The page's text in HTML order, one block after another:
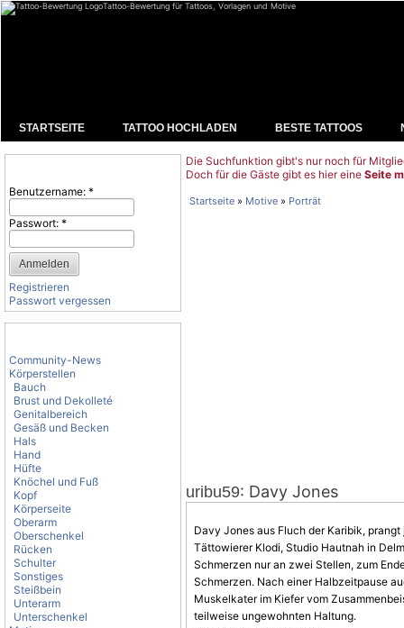
Tattoo-Bewertung für Tattoos, Vorlagen und Motive
STARTSEITE TATTOO HOCHLADEN BESTE TATTOOS
Benutzername: *
Passwort: *
Registrieren
Passwort vergessen
Community-News
Körperstellen
Bauch
Brust und Dekolleté
Genitalbereich
Gesäß und Becken
Hals
Hand
Hüfte
Knöchel und Fuß
Kopf
Körperseite
Oberarm
Oberschenkel
Rücken
Schulter
Sonstiges
Steißbein
Unterarm
Unterschenkel
Die Suchfunktion gibt's nur noch für
Doch für die Gäste gibt es hier eine Seite
Startseite » Motive » Porträt
uribu59: Davy Jones
Davy Jones aus Fluch der Karibik,
Tättowierer Klodi, Studio Hautnah in
Schmerzen nur an zwei Stellen, zum
Schmerzen. Nach einer Halbzeitpause
Muskelkater im Kiefer vom
teilweise ungewohnten Haltung.